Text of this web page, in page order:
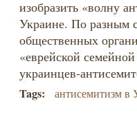
изобразить «волну
Украине. По разным
общественных
«еврейской
украинцев-
Tags: антисемитизм в